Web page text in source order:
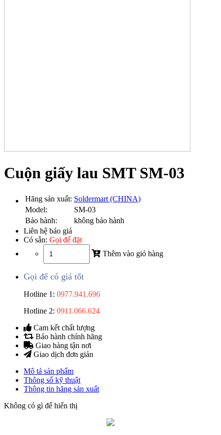
Cuộn giấy lau SMT SM-03
Hãng sản xuất: Soldermart (CHINA)
Model:
SM-03
Bảo hành:
không bảo hành
Liên hệ báo giá
Có sẵn: Gọi để đặt
Thêm vào giỏ hàng
Gọi để có giá tốt
Hotline 1: 0977.941.696
Hotline 2: 0911.066.624
Cam kết chất lượng
Bảo hành chính hãng
Giao hàng tận nơi
Giao dịch đơn giản
Mô tả sản phẩm
Thông số kỹ thuật
Thông tin hãng sản xuất
Không có gì để hiển thị